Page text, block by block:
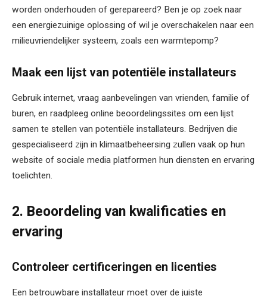
worden onderhouden of gerepareerd? Ben je op zoek naar
een energiezuinige oplossing of wil je overschakelen naar een
milieuvriendelijker systeem, zoals een warmtepomp?
Maak een lijst van potentiële installateurs
Gebruik internet, vraag aanbevelingen van vrienden, familie of
buren, en raadpleeg online beoordelingssites om een lijst
samen te stellen van potentiële installateurs. Bedrijven die
gespecialiseerd zijn in klimaatbeheersing zullen vaak op hun
website of sociale media platformen hun diensten en ervaring
toelichten.
2. Beoordeling van kwalificaties en
ervaring
Controleer certificeringen en licenties
Een betrouwbare installateur moet over de juiste